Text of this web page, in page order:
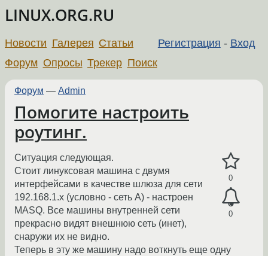
LINUX.ORG.RU
Регистрация - Вход
Новости Галерея Статьи
Форум Опросы Трекер Поиск
Форум — Admin
Помогите настроить
роутинг.
0
0
Ситуация следующая.
Стоит линуксовая машина с двумя
интерфейсами в качестве шлюза для сети
192.168.1.х (условно - сеть А) - настроен
MASQ. Все машины внутренней сети
прекрасно видят внешнюю сеть (инет),
снаружи их не видно.
Теперь в эту же машину надо воткнуть еще одну